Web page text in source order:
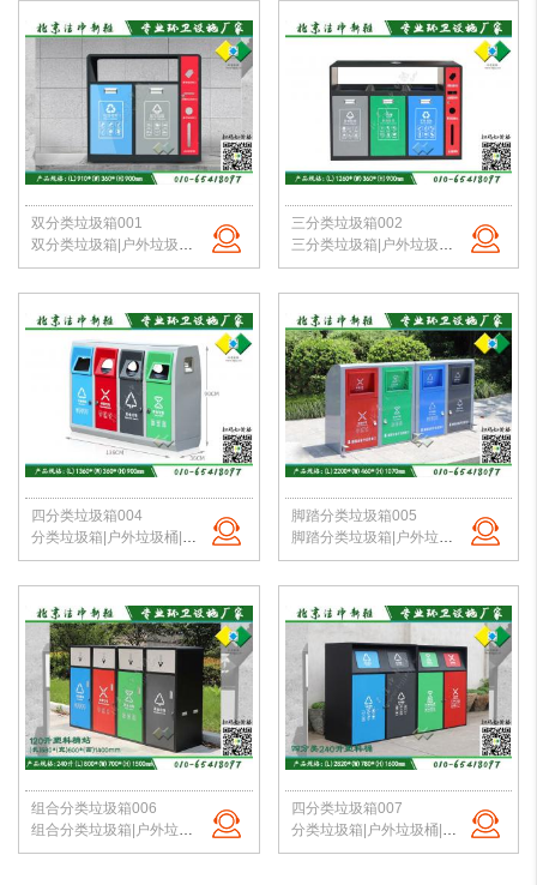
双分类垃圾箱001
双分类垃圾箱|户外垃圾桶|钢板垃圾桶|公园垃圾桶|垃圾桶定制|北京厂家直销
三分类垃圾箱002
三分类垃圾箱|户外垃圾桶|钢板垃圾桶|公园垃圾桶|垃圾桶定制|北京厂家直销
四分类垃圾箱004
分类垃圾箱|户外垃圾桶|钢板垃圾桶|公园垃圾桶|垃圾桶定制|北京厂家直销
脚踏分类垃圾箱005
脚踏分类垃圾箱|户外垃圾桶|钢板垃圾桶|公园垃圾桶|垃圾桶定制|北京厂家直销
组合分类垃圾箱006
组合分类垃圾箱|户外垃圾桶|钢板垃圾桶|公园垃圾桶|垃圾桶定制|北京厂家直销
四分类垃圾箱007
分类垃圾箱|户外垃圾桶|钢板垃圾桶|公园垃圾桶|垃圾桶定制|北京厂家直销